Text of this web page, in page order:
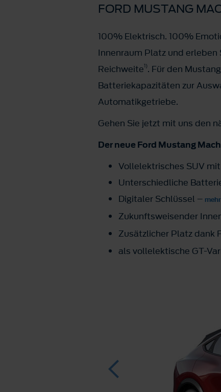
FORD MUSTANG
100% Elektrisch. 100%
Innenraum Platz und
Reichweite1). Für den
Batteriekapazitäten zur
Automatikgetriebe.
Gehen Sie jetzt mit uns den
Der neue Ford Mustang
Vollelektrisches SUV
Unterschiedliche
Digitaler Schlüssel –
Zukunftsweisender
Zusätzlicher Platz dank
als vollelektische GT-